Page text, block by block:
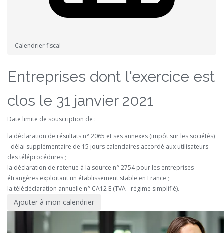
Calendrier fiscal
Entreprises dont l'exercice est
clos le 31 janvier 2021
Date limite de souscription de :
la déclaration de résultats n° 2065 et ses annexes (impôt sur les sociétés)
- délai supplémentaire de 15 jours calendaires accordé aux utilisateurs
des téléprocédures ;
la déclaration de retenue à la source n° 2754 pour les entreprises
étrangères exploitant un établissement stable en France ;
la télédéclaration annuelle n° CA12 E (TVA - régime simplifié).
Ajouter à mon calendrier